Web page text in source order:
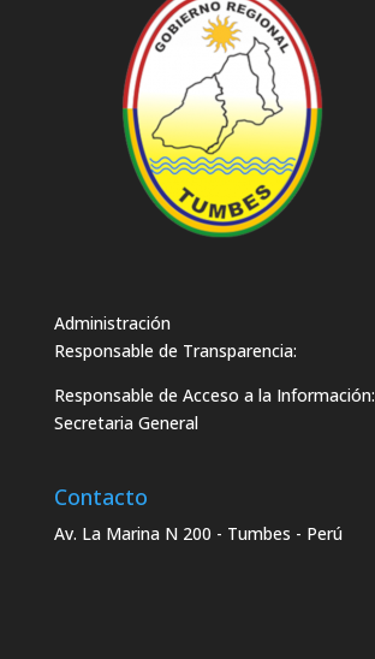
Administración
Responsable de Transparencia:
Responsable de Acceso a la Información:
Secretaria General
Contacto
Av. La Marina N 200 - Tumbes - Perú